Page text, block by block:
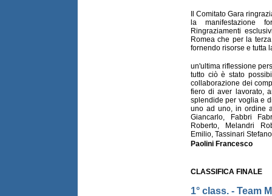
Il Comitato Gara
la manifestazione
Ringraziamenti
Romea che per la
fornendo risorse e tutta
un'ultima riflessione
tutto ciò è stato
collaborazione dei
fiero di aver lavorato,
splendide per voglia e
uno ad uno, in ordine
Giancarlo, Fabbri
Roberto, Melandri
Emilio, Tassinari
Paolini Francesco
CLASSIFICA FINALE
1° class. - Team